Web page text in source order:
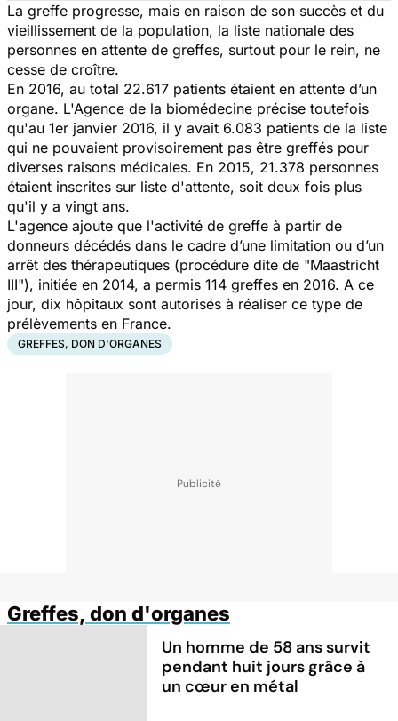
La greffe progresse, mais en raison de son succès et du
vieillissement de la population, la liste nationale des
personnes en attente de greffes, surtout pour le rein, ne
cesse de croître.
En 2016, au total 22.617 patients étaient en attente d’un
organe. L'Agence de la biomédecine précise toutefois
qu'au 1er janvier 2016, il y avait 6.083 patients de la liste
qui ne pouvaient provisoirement pas être greffés pour
diverses raisons médicales. En 2015, 21.378 personnes
étaient inscrites sur liste d'attente, soit deux fois plus
qu'il y a vingt ans.
L'agence ajoute que l'activité de greffe à partir de
donneurs décédés dans le cadre d’une limitation ou d’un
arrêt des thérapeutiques (procédure dite de "Maastricht
III"), initiée en 2014, a permis 114 greffes en 2016. A ce
jour, dix hôpitaux sont autorisés à réaliser ce type de
prélèvements en France.
GREFFES, DON D'ORGANES
Greffes, don d'organes
Un homme de 58 ans survit
pendant huit jours grâce à
un cœur en métal